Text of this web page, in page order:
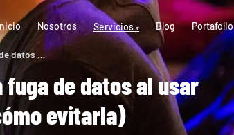
Nosotros Servicios ▾ Blog Portafolio
Seguridad de IA en empresas: así ocurre una fuga de datos al usar asistentes tipo ChatGPT/Copilot (y cómo evitarla)
de datos al usar
evitarla)